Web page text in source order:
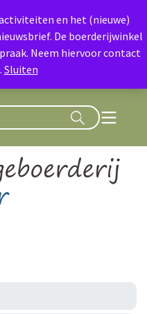
en het (nieuwe)
De boerderijwinkel
Neem hiervoor contact
Sluiten